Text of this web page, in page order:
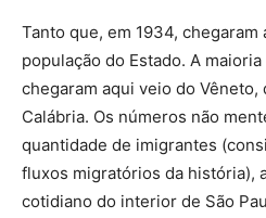
Tanto que, em 1934,
população do Estado. A
chegaram aqui veio do Vêneto,
Calábria. Os números não
quantidade de imigrantes
fluxos migratórios da história),
cotidiano do interior de São